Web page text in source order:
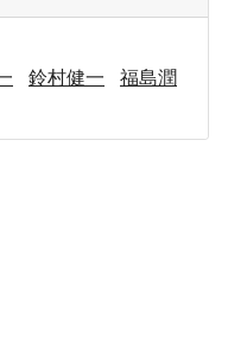
鈴村健一
福島潤